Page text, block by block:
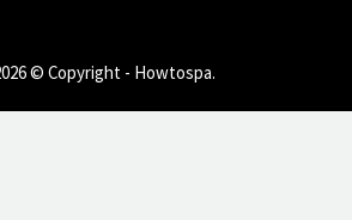
© Copyright - Howtospa.